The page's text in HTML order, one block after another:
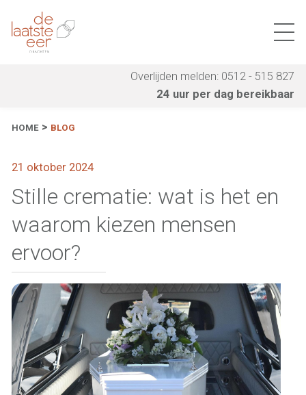
Overlijden melden: 0512 - 515 827
24 uur per dag bereikbaar
HOME BLOG
21 oktober 2024
Stille crematie: wat is het en
waarom kiezen mensen
ervoor?